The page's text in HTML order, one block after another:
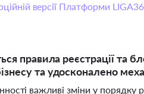
версії Платформи
правила реєстрації та
та удосконалено
важливі зміни у порядку